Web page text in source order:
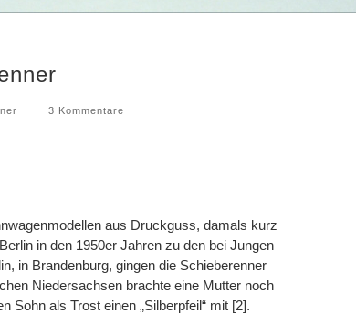
3 Kommentare
aus Druckguss, damals kurz
in den 1950er Jahren zu den bei Jungen
in Brandenburg, gingen die Schieberenner
Niedersachsen brachte eine Mutter noch
Sohn als Trost einen „Silberpfeil“ mit [2].